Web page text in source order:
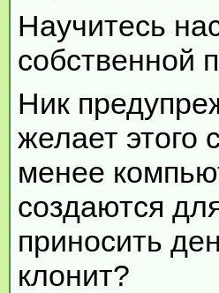
Научитесь
собственной
Ник
желает этого
менее
создаются
приносить
клонит?